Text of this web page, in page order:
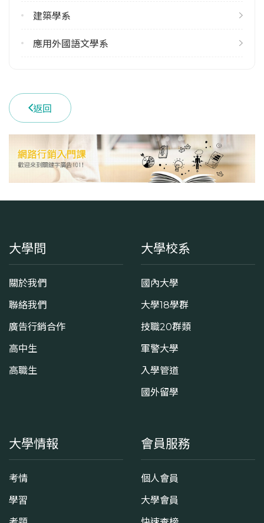
113學年度上學期
1
學系電話
(03)2654700
學系地址
桃園市中壢區中北路200號
建築學系
應用外國語文學系
返回
大學問
關於我們
聯絡我們
廣告行銷合作
高中生
高職生
大學校系
國內大學
大學18學群
技職20群類
軍警大學
入學管道
國外留學
大學情報
考情
學習
會員服務
個人會員
大學會員